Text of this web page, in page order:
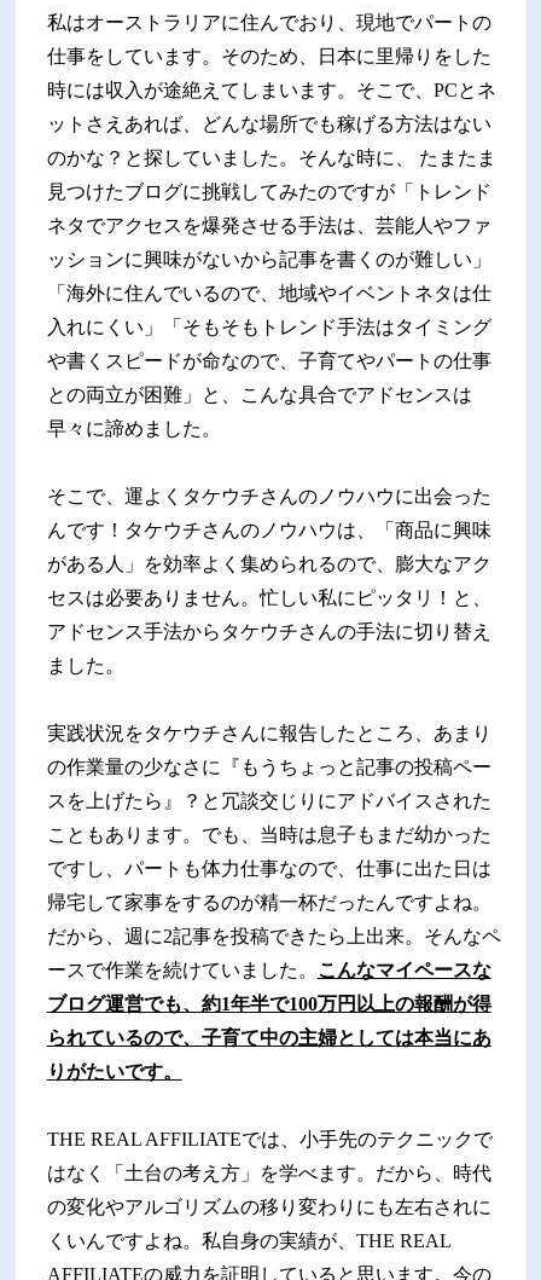
私はオーストラリアに住んでおり、現地でパートの
仕事をしています。そのため、日本に里帰りをした
時には収入が途絶えてしまいます。そこで、PCとネ
ットさえあれば、どんな場所でも稼げる方法はない
のかな？と探していました。そんな時に、 たまたま
見つけたブログに挑戦してみたのですが「トレンド
ネタでアクセスを爆発させる手法は、芸能人やファ
ッションに興味がないから記事を書くのが難しい」
「海外に住んでいるので、地域やイベントネタは仕
入れにくい」「そもそもトレンド手法はタイミング
や書くスピードが命なので、子育てやパートの仕事
との両立が困難」と、こんな具合でアドセンスは
早々に諦めました。
そこで、運よくタケウチさんのノウハウに出会った
んです！タケウチさんのノウハウは、「商品に興味
がある人」を効率よく集められるので、膨大なアク
セスは必要ありません。忙しい私にピッタリ！と、
アドセンス手法からタケウチさんの手法に切り替え
ました。
実践状況をタケウチさんに報告したところ、あまり
の作業量の少なさに『もうちょっと記事の投稿ペー
スを上げたら』？と冗談交じりにアドバイスされた
こともあります。でも、当時は息子もまだ幼かった
ですし、パートも体力仕事なので、仕事に出た日は
帰宅して家事をするのが精一杯だったんですよね。
だから、週に2記事を投稿できたら上出来。そんなペ
ースで作業を続けていました。 こんなマイペースな
ブログ運営でも、約1年半で100万円以上の報酬が得
られているので、子育て中の主婦としては本当にあ
りがたいです。
THE REAL AFFILIATEでは、小手先のテクニックで
はなく「土台の考え方」を学べます。だから、時代
の変化やアルゴリズムの移り変わりにも左右されに
くいんですよね。私自身の実績が、THE REAL
AFFILIATEの威力を証明していると思います。今の